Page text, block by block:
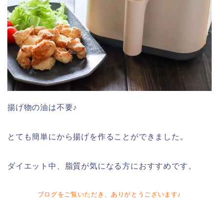
揚げ物の油は不要♪
とても簡単にから揚げを作ることができました。
ダイエット中、脂質が気になる方におすすめです。
ブログをご覧いただき、ありがとうございます♪